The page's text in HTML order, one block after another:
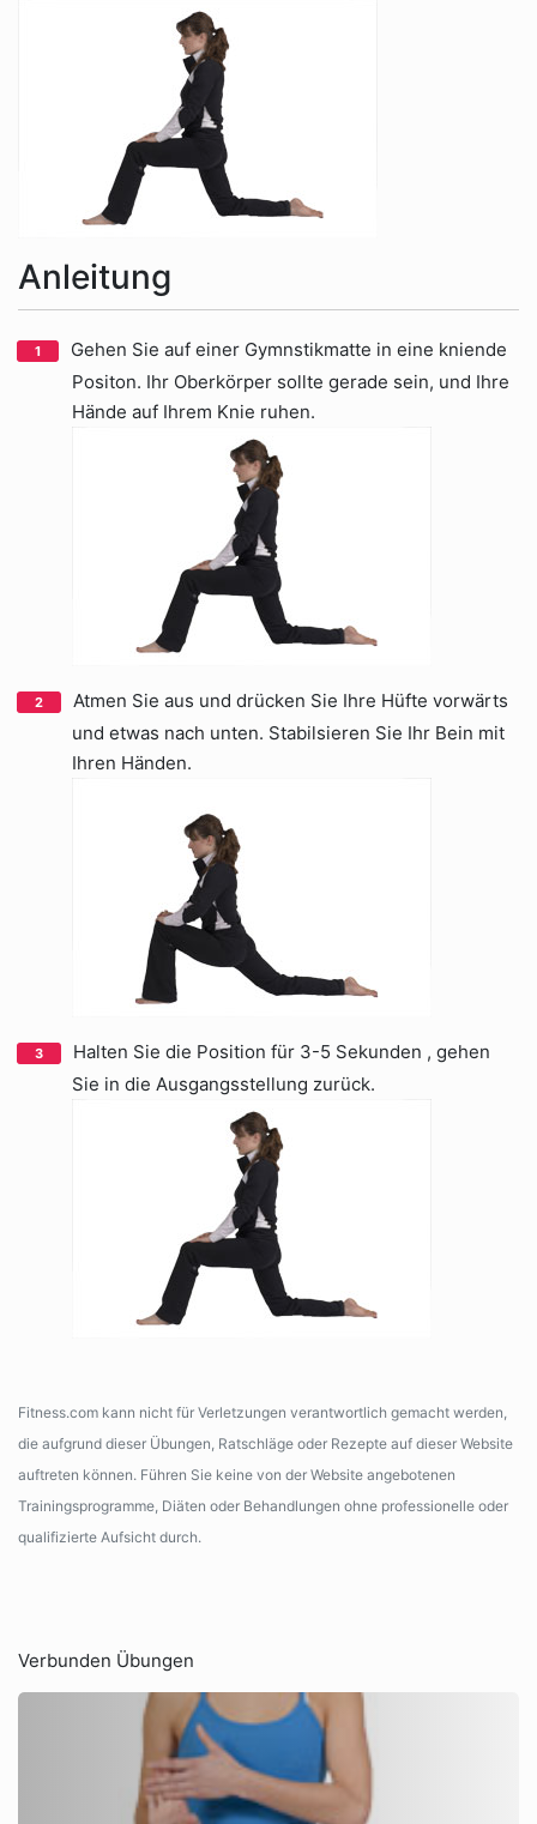
Anleitung
Gehen Sie auf einer Gymnstikmatte in eine kniende
Positon. Ihr Oberkörper sollte gerade sein, und Ihre
Hände auf Ihrem Knie ruhen.
Atmen Sie aus und drücken Sie Ihre Hüfte vorwärts
und etwas nach unten. Stabilsieren Sie Ihr Bein mit
Ihren Händen.
Halten Sie die Position für 3-5 Sekunden , gehen
Sie in die Ausgangsstellung zurück.
Fitness.com kann nicht für Verletzungen verantwortlich gemacht werden,
die aufgrund dieser Übungen, Ratschläge oder Rezepte auf dieser Website
auftreten können. Führen Sie keine von der Website angebotenen
Trainingsprogramme, Diäten oder Behandlungen ohne professionelle oder
qualifizierte Aufsicht durch.
Verbunden Übungen